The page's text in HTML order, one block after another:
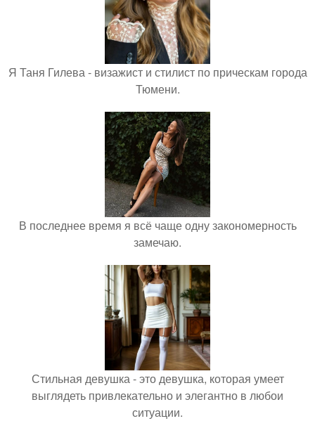
Я Таня Гилева - визажист и стилист по прическам города
Тюмени.
В последнее время я всё чаще одну закономерность
замечаю.
Стильная девушка - это девушка, которая умеет
выглядеть привлекательно и элегантно в любои
ситуации.